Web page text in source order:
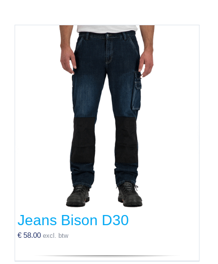
Jeans Bison D30
€ 58.00 excl. btw